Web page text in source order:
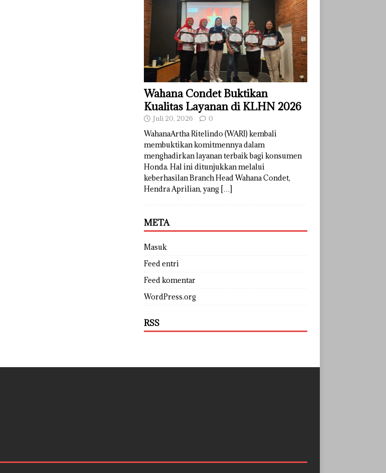
Wahana Condet Buktikan
Kualitas Layanan di KLHN 2026
Juli 20, 2026 0
WahanaArtha Ritelindo (WARI) kembali
membuktikan komitmennya dalam
menghadirkan layanan terbaik bagi konsumen
Honda. Hal ini ditunjukkan melalui
keberhasilan Branch Head Wahana Condet,
Hendra Aprilian, yang […]
META
Masuk
Feed entri
Feed komentar
WordPress.org
RSS